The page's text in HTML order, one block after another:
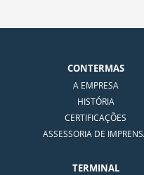
CONTERMAS
A EMPRESA
HISTÓRIA
CERTIFICAÇÕES
ASSESSORIA DE
TERMINAL